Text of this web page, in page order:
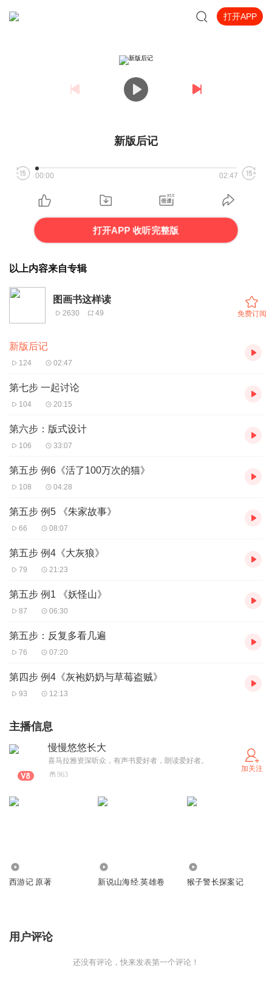
打开APP
新版后记
00:00 02:47
打开APP 收听完整版
以上内容来自专辑
图画书这样读
2630 49 免费订阅
新版后记
124 02:47
第七步 一起讨论
104 20:15
第六步：版式设计
106 33:07
第五步 例6《活了100万次的猫》
108 04:28
第五步 例5 《朱家故事》
66 08:07
第五步 例4《大灰狼》
79 21:23
第五步 例1 《妖怪山》
87 06:30
第五步：反复多看几遍
76 07:20
第四步 例4《灰袍奶奶与草莓盗贼》
93 12:13
主播信息
慢慢悠悠长大
喜马拉雅资深听众，有声书爱好者，朗读爱好者。
963
加关注
西游记 原著 新说山海经.英雄卷 猴子警长探案记
用户评论
还没有评论，快来发表第一个评论！